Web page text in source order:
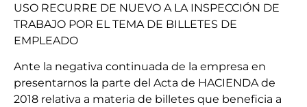
USO RECURRE DE NUEVO A LA INSPECCIÓN DE
TRABAJO POR EL TEMA DE BILLETES DE
EMPLEADO
Ante la negativa continuada de la empresa en
presentarnos la parte del Acta de HACIENDA de
2018 relativa a materia de billetes que beneficia a